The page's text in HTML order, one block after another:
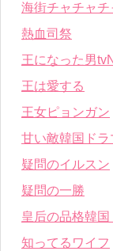
海街チャチャチ
熱血司祭
王になった男tvN
王は愛する
王女ピョンガン
甘い敵韓国ドラ
疑問のイルスン
疑問の一勝
皇后の品格韓国
知ってるワイフ